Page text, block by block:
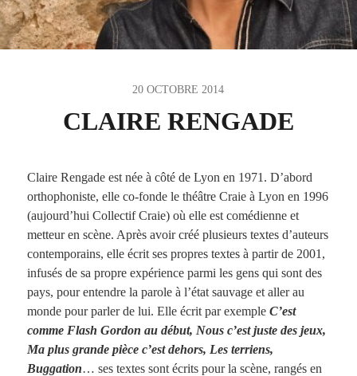
20 OCTOBRE 2014
CLAIRE RENGADE
Claire Rengade est née à côté de Lyon en 1971. D’abord
orthophoniste, elle co-­fonde le théâtre Craie à Lyon en 1996
(aujourd’hui Collectif Craie) où elle est comédienne et
metteur en scène. Après avoir créé plusieurs textes d’auteurs
contemporains, elle écrit ses propres textes à partir de 2001,
infusés de sa propre expérience parmi les gens qui sont des
pays, pour entendre la parole à l’état sauvage et aller au
monde pour parler de lui. Elle écrit par exemple C’est
comme Flash Gordon au début, Nous c’est juste des jeux,
Ma plus grande pièce c’est dehors, Les terriens,
Buggation… ses textes sont écrits pour la scène, rangés en